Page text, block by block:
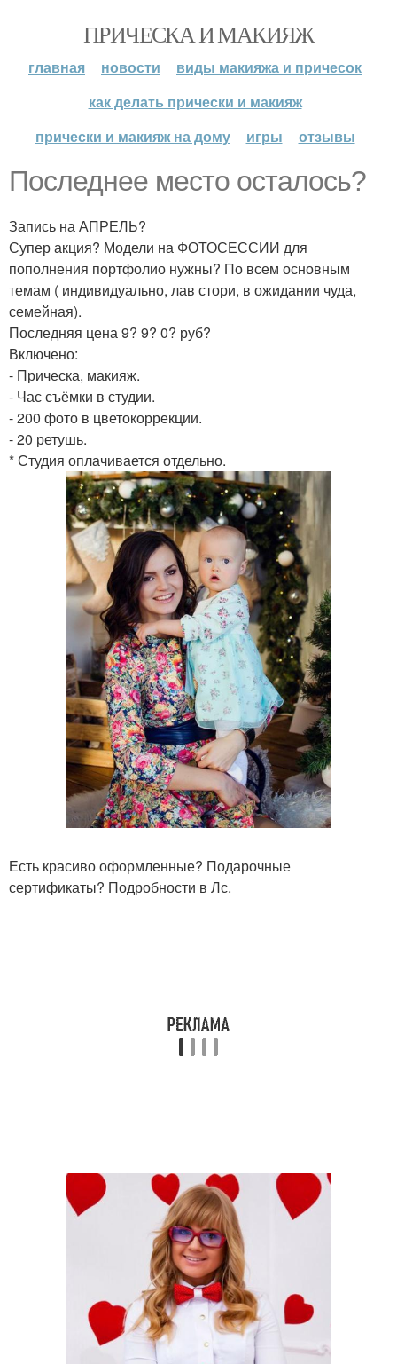
ПРИЧЕСКА И МАКИЯЖ
главная новости
виды макияжа и причесок
как делать прически и макияж
прически и макияж на дому
игры отзывы
Последнее место осталось?
Запись на АПРЕЛЬ?
Супер акция? Модели на ФОТОСЕССИИ для
пополнения портфолио нужны? По всем основным
темам ( индивидуально, лав стори, в ожидании чуда,
семейная).
Последняя цена 9? 9? 0? руб?
Включено:
- Прическа, макияж.
- Час съёмки в студии.
- 200 фото в цветокоррекции.
- 20 ретушь.
* Студия оплачивается отдельно.
Есть красиво оформленные? Подарочные
сертификаты? Подробности в Лс.